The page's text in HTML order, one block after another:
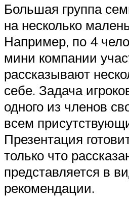
Большая группа
на несколько
Например, по 4
мини компании
рассказывают
себе. Задача
одного из членов
всем
Презентация
только что
представляется в
рекомендации.